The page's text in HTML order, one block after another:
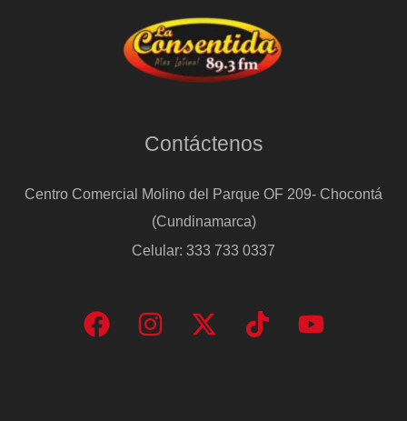
Contáctenos
Centro Comercial Molino del Parque OF 209- Chocontá
(Cundinamarca)
Celular: 333 733 0337